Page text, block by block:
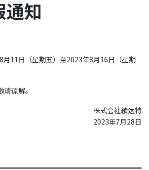
通知
月11日（星期五）至2023年8月16日（星期
谅解。
株式会社績达特
2023年7月28日